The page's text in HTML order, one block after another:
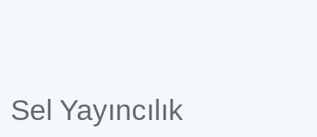
Sel Yayıncılık